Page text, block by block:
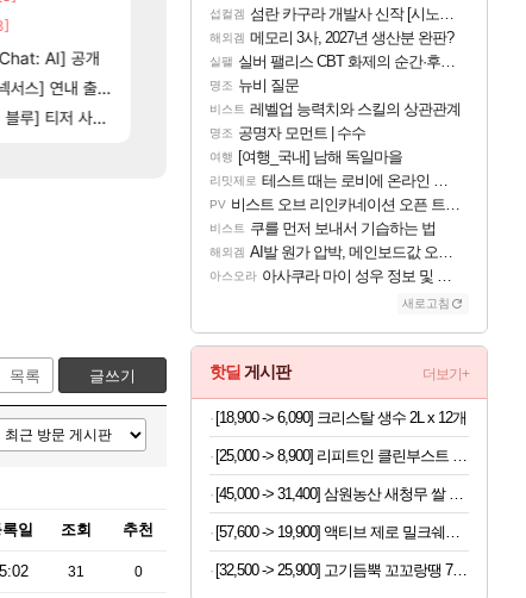
ㄷㄷ
[101]
야동 투척하고 간다
[13]
벨가 하드 찐 투력컷 [35]
레테 재사용 17번 터짐
벨가르딘 나이트메어 TOP 10 직업별 분포
AI] 공개
] 연내 출시 예정
저 사이트 오픈
아주프로 4컷 만화 | 야간 보초는 너무 힘들어
리밋제로 테스트 때는 로비에 온라인 기능이 있는데
해외겜 스위치2판 ‘몬헌 와일즈’, 30~40fps 목표 추
비스트 오브 리인카네이션 오픈 트레일러
목록 글쓰기
록일 조회 추천
31 0
섭컬겜 섬란 카구라 개발사 신작 [시노비 넥서스] 연내 출시 예정
해외겜 메모리 3사, 2027년 생산분 완판?
실팰 실버 팰리스 CBT 화제의 순간·후기 모음
명조 뉴비 질문
비스트 레벨업 능력치와 스킬의 상관관계
명조 공명자 모먼트 | 수수
여행 [여행_국내] 남해 독일마을
리밋제로 테스트 때는 로비에 온라인 기능이 있는데
PV 비스트 오브 리인카네이션 오픈 트레일러
비스트 쿠를 먼저 보내서 기습하는 법
해외겜 AI발 원가 압박, 메인보드값 오르나
아스오라 아사쿠라 마이 성우 정보 및 주요 필모
새로고침
핫딜 게시판 더보기+
[18,900 -> 6,090] 크리스탈 생수 2L x 12개
[32,500 -> 25,900] 고기듬뿍 꼬꼬랑땡 700g x 3개